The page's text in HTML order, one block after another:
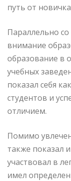
путь от
Параллельно
внимание
образование в
учебных
показал себя
студентов и
отличием.
Помимо
также показал
участвовал в
имел